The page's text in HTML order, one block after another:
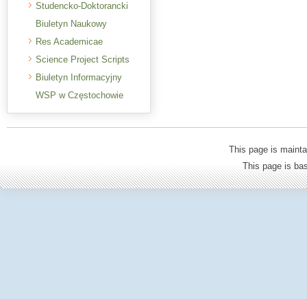
Studencko-Doktorancki
Biuletyn Naukowy
Res Academicae
Science Project Scripts
Biuletyn Informacyjny
WSP w Częstochowie
This page is
This page is